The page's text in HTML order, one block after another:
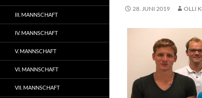
28. JUNI 2019 OLLI
III. MANNSCHAFT
IV. MANNSCHAFT
V. MANNSCHAFT
VI. MANNSCHAFT
VII. MANNSCHAFT